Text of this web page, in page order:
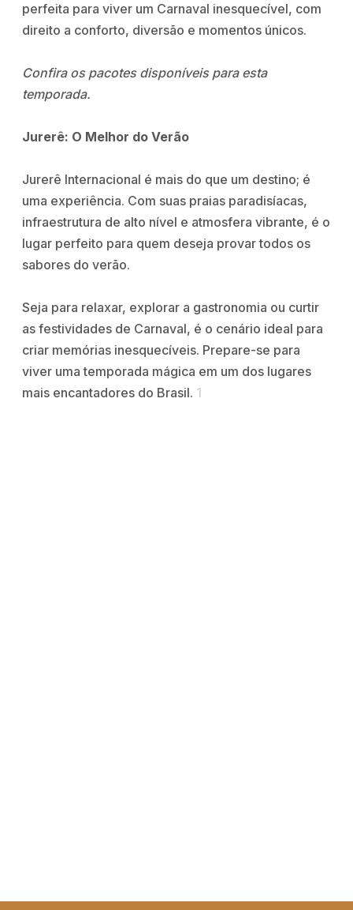
perfeita para viver um Carnaval inesquecível, com
direito a conforto, diversão e momentos únicos.
Confira os pacotes disponíveis para esta
temporada.
Jurerê: O Melhor do Verão
Jurerê Internacional é mais do que um destino; é
uma experiência. Com suas praias paradisíacas,
infraestrutura de alto nível e atmosfera vibrante, é o
lugar perfeito para quem deseja provar todos os
sabores do verão.
Seja para relaxar, explorar a gastronomia ou curtir
as festividades de Carnaval, é o cenário ideal para
criar memórias inesquecíveis. Prepare-se para
viver uma temporada mágica em um dos lugares
mais encantadores do Brasil. 1